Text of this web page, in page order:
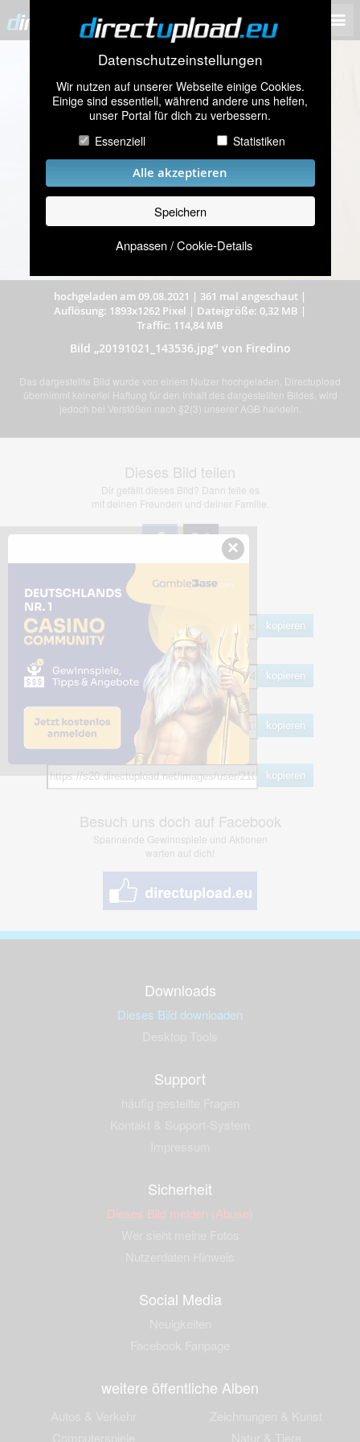
Datenschutzeinstellungen
Wir nutzen auf unserer Webseite einige Cookies.
Einige sind essentiell, während andere uns helfen,
unser Portal für dich zu verbessern.
Essenziell
Statistiken
Alle akzeptieren
Speichern
Anpassen / Cookie-Details
hochgeladen am 09.08.2021 | 361 mal angeschaut |
Auflösung: 1893x1262 Pixel | Dateigröße: 0,32 MB |
Traffic: 114,84 MB
Bild „20191021_143536.jpg” von Firedino
Das dargestellte Bild wurde von einem Nutzer hochgeladen. Directupload
übernimmt keinerlei Haftung für den Inhalt des dargestellten Bildes, wird
jedoch bei Verstößen nach §2(3) unserer AGB handeln.
Dieses Bild teilen
Dir gefällt dieses Bild? Dann teile es
mit deinen Freunden und deiner Familie.
Share Links
kopieren
HTML
kopieren
BB Code
kopieren
kopieren
Besuch uns doch auf Facebook
Spannende Gewinnspiele und Aktionen
warten auf dich!
Downloads
Dieses Bild downloaden
Support
Sicherheit
Dieses Bild melden (Abuse)
Social Media
weitere öffentliche Alben
×